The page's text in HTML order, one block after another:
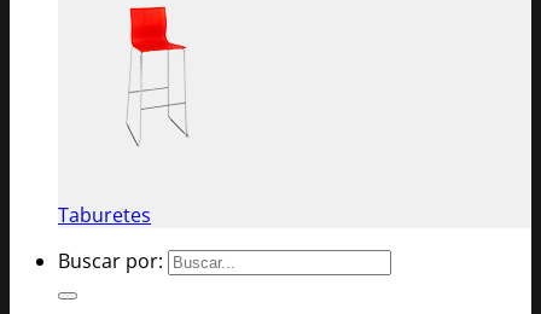
Taburetes
Buscar por: